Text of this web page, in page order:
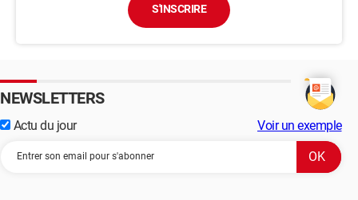
S'INSCRIRE
NEWSLETTERS
Actu du jour Voir un exemple